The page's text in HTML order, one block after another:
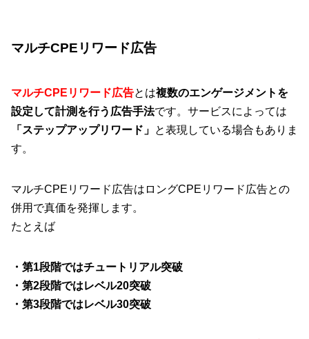
マルチCPEリワード広告
マルチCPEリワード広告とは複数のエンゲージメントを
設定して計測を行う広告手法です。サービスによっては
「ステップアップリワード」 と表現している場合もありま
す。
マルチCPEリワード広告はロングCPEリワード広告との
併用で真価を発揮します。
たとえば
・第1段階ではチュートリアル突破
・第2段階ではレベル20突破
・第3段階ではレベル30突破